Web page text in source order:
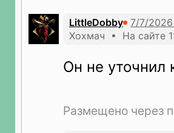
LittleDobby
Хохмач • На сайте
Он не уточнил
Размещено через